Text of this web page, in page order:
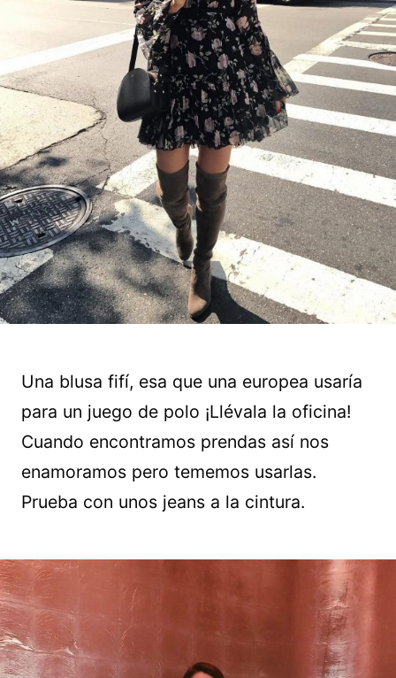
Una blusa fifí, esa que una europea usaría
para un juego de polo ¡Llévala la oficina!
Cuando encontramos prendas así nos
enamoramos pero tememos usarlas.
Prueba con unos jeans a la cintura.